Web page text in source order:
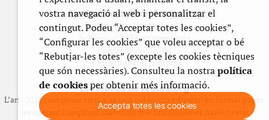
Ajuda a fer créixer festes.org
Feste’n editor/contribuidor
Subscriu-t’hi/Feste’n mecenes
Contracta publicitat
Fes un donatiu puntual
Els llibres de festes.org
L’any 2012 vam posar en marxa una col·lecció editorial en format paper,
recuperant i ampliant materials que fins aleshores havien estat
vostra navegació al web i personalitzar el
contingut. Podeu “Acceptar totes les cookies”,
“Configurar les cookies” que voleu acceptar o bé
“Rebutjar-les totes” (excepte les cookies tècniques
que són necessàries). Consulteu la nostrapolítica
de cookiesper obtenir més informació.
Accepta totes les cookies